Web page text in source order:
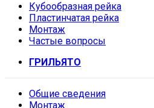
Кубообразная рейка
Пластинчатая рейка
Монтаж
Частые вопросы
ГРИЛЬЯТО
Общие сведения
Монтаж